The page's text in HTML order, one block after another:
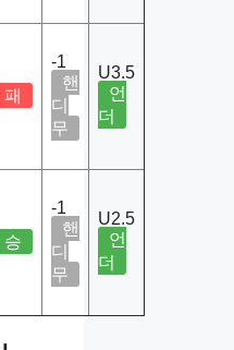
패
-1
핸
디
무
U3.5
언
더
승
-1
핸
디
무
U2.5
언
더